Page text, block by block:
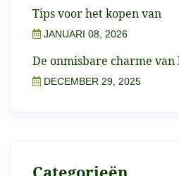
Tips voor het kopen van
JANUARI 08, 2026
De onmisbare charme
DECEMBER 29, 2025
Categorieën